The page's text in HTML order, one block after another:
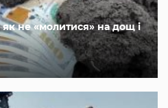
не «молитися» на дощ і